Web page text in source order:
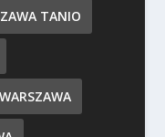
TANIO